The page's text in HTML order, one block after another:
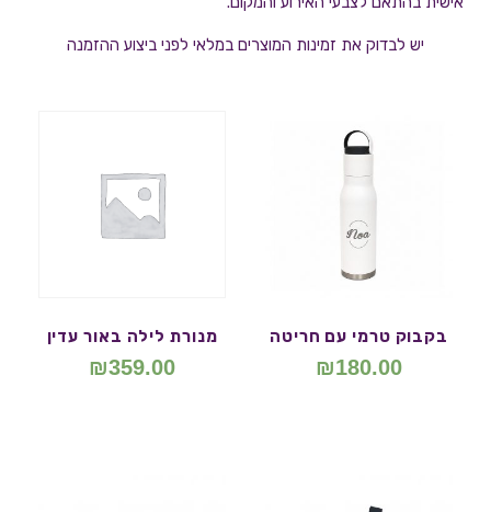
יש לבדוק את זמינות המוצרים במלאי לפני ביצוע ההזמנה
בקבוק טרמי עם חריטה
₪180.00
מנורת לילה באור עדין
₪359.00